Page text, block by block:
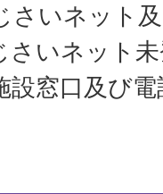
さいネット
さいネット
設窓口及び